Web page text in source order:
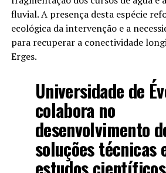
fluvial. A presença desta espécie
ecológica da intervenção e a
para recuperar a conectividade
Erges.
Universidade de
colabora no
desenvolvimento
soluções técnicas